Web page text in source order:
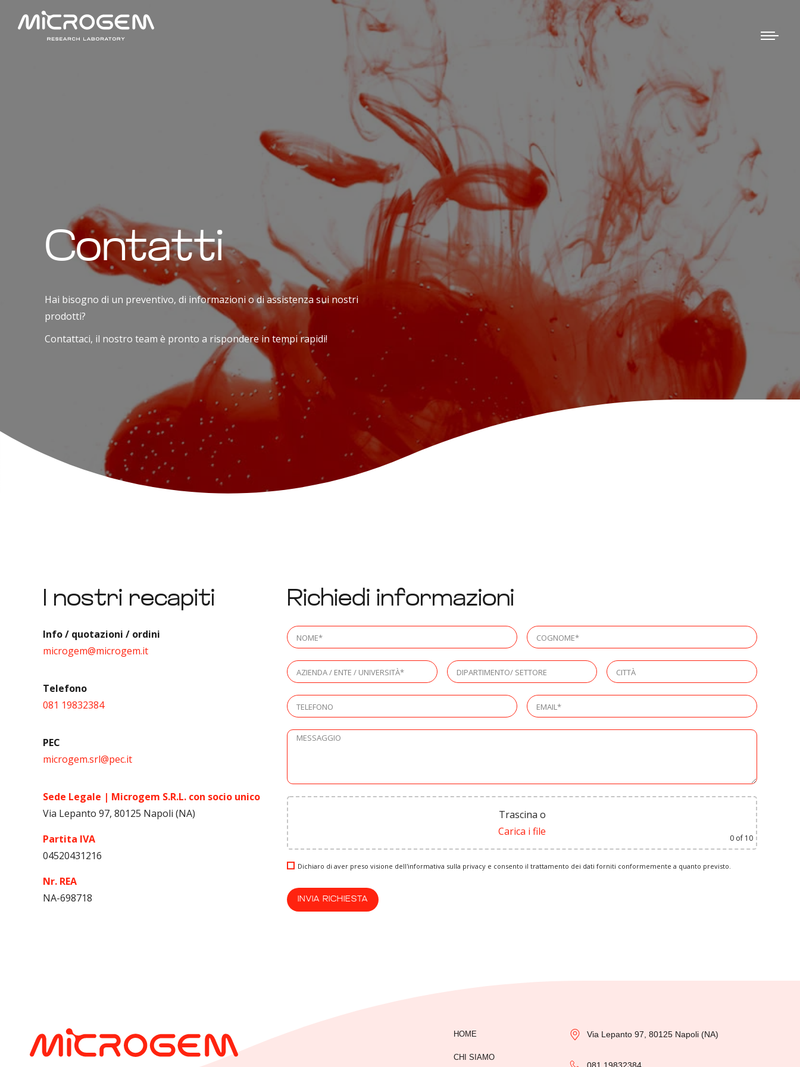
Contatti
Hai bisogno di un preventivo, di informazioni o di assistenza sui nostri
prodotti?
Contattaci, il nostro team è pronto a rispondere in tempi rapidi!
I nostri recapiti
Info / quotazioni / ordini
microgem@microgem.it
Telefono
081 19832384
PEC
microgem.srl@pec.it
Sede Legale | Microgem S.R.L. con socio unico
Via Lepanto 97, 80125 Napoli (NA)
Partita IVA
04520431216
Nr. REA
NA-698718
Richiedi informazioni
Trascina o
Carica i file
0 of 10
Dichiaro di aver preso visione dell'informativa sulla privacy e consento il trattamento dei dati forniti conformemente a quanto previsto.
HOME
CHI SIAMO
Via Lepanto 97, 80125 Napoli (NA)